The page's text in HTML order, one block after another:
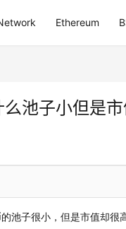
Ethereum
池子小但是市
池子很小，但是市值却很